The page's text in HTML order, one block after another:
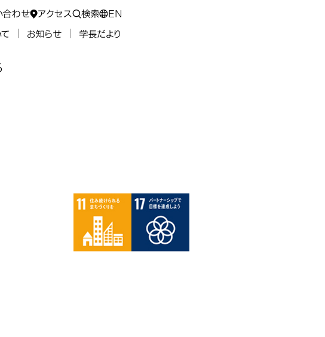
合わせ アクセス 検索 EN
お知らせ 学長だより